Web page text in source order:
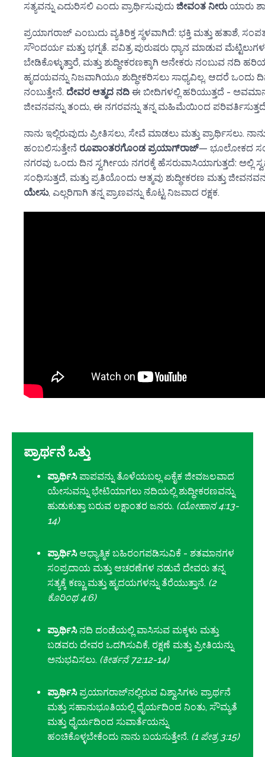
ಸತ್ಯವನ್ನು ಎದುರಿಸಲಿ ಎಂದು ಪ್ರಾರ್ಥಿಸುವುದು ಜೀವಂತ ನೀರುಯಾರು
ಪ್ರಯಾಗರಾಜ್ ಎಂಬುದು ವ್ಯತಿರಿಕ್ತ ಸ್ಥಳವಾಗಿದೆ: ಭಕ್ತಿ ಮತ್ತು ಹತಾಶೆ,
ಸೌಂದರ್ಯ ಮತ್ತು ಭಗ್ನತೆ. ಪವಿತ್ರ ಪುರುಷರು ಧ್ಯಾನ ಮಾಡುವ
ಬೇಡಿಕೊಳ್ಳುತ್ತಾರೆ, ಮತ್ತು ಶುದ್ಧೀಕರಣಕ್ಕಾಗಿ ಅನೇಕರು ನಂಬುವ ನದಿ
ಹೃದಯವನ್ನು ನಿಜವಾಗಿಯೂ ಶುದ್ಧೀಕರಿಸಲು ಸಾಧ್ಯವಿಲ್ಲ. ಆದರೆ ಒಂದು
ನಂಬುತ್ತೇನೆ. ದೇವರ ಆತ್ಮದ ನದಿ ಈ ಬೀದಿಗಳಲ್ಲಿ ಹರಿಯುತ್ತದೆ -
ಜೀವನವನ್ನು ತಂದು, ಈ ನಗರವನ್ನು ತನ್ನ ಮಹಿಮೆಯಿಂದ
ನಾನು ಇಲ್ಲಿರುವುದು ಪ್ರೀತಿಸಲು, ಸೇವೆ ಮಾಡಲು ಮತ್ತು ಪ್ರಾರ್ಥಿಸಲು.
ಹಂಬಲಿಸುತ್ತೇನೆ ರೂಪಾಂತರಗೊಂಡ ಪ್ರಯಾಗ್‌ರಾಜ್— ಭೂಲೋಕದ
ನಗರವು ಒಂದು ದಿನ ಸ್ವರ್ಗೀಯ ನಗರಕ್ಕೆ ಹೆಸರುವಾಸಿಯಾಗುತ್ತದೆ: ಅಲ್ಲಿ
ಸಂಧಿಸುತ್ತದೆ, ಮತ್ತು ಪ್ರತಿಯೊಂದು ಆತ್ಮವು ಶುದ್ಧೀಕರಣ ಮತ್ತು
ಯೇಸು, ಎಲ್ಲರಿಗಾಗಿ ತನ್ನ ಪ್ರಾಣವನ್ನು ಕೊಟ್ಟ ನಿಜವಾದ ರಕ್ಷಕ.
ಪ್ರಾರ್ಥನೆ ಒತ್ತು
ಪ್ರಾರ್ಥಿಸಿಪಾಪವನ್ನು ತೊಳೆಯಬಲ್ಲ ಏಕೈಕ ಜೀವಜಲವಾದ
ಯೇಸುವನ್ನು ಭೇಟಿಯಾಗಲು ನದಿಯಲ್ಲಿ ಶುದ್ಧೀಕರಣವನ್ನು
ಹುಡುಕುತ್ತಾ ಬರುವ ಲಕ್ಷಾಂತರ ಜನರು. (ಯೋಹಾನ 4:13-
14)
ಪ್ರಾರ್ಥಿಸಿಆಧ್ಯಾತ್ಮಿಕ ಬಹಿರಂಗಪಡಿಸುವಿಕೆ - ಶತಮಾನಗಳ
ಸಂಪ್ರದಾಯ ಮತ್ತು ಆಚರಣೆಗಳ ನಡುವೆ ದೇವರು ತನ್ನ
ಸತ್ಯಕ್ಕೆ ಕಣ್ಣು ಮತ್ತು ಹೃದಯಗಳನ್ನು ತೆರೆಯುತ್ತಾನೆ. (2
ಕೊರಿಂಥ 4:6)
ಪ್ರಾರ್ಥಿಸಿನದಿ ದಂಡೆಯಲ್ಲಿ ವಾಸಿಸುವ ಮಕ್ಕಳು ಮತ್ತು
ಬಡವರು ದೇವರ ಒದಗಿಸುವಿಕೆ, ರಕ್ಷಣೆ ಮತ್ತು ಪ್ರೀತಿಯನ್ನು
ಅನುಭವಿಸಲು. (ಕೀರ್ತನೆ 72:12-14)
ಪ್ರಾರ್ಥಿಸಿಪ್ರಯಾಗರಾಜ್‌ನಲ್ಲಿರುವ ವಿಶ್ವಾಸಿಗಳು ಪ್ರಾರ್ಥನೆ
ಮತ್ತು ಸಹಾನುಭೂತಿಯಲ್ಲಿ ಧೈರ್ಯದಿಂದ ನಿಂತು, ಸೌಮ್ಯತೆ
ಮತ್ತು ಧೈರ್ಯದಿಂದ ಸುವಾರ್ತೆಯನ್ನು
ಹಂಚಿಕೊಳ್ಳಬೇಕೆಂದು ನಾನು ಬಯಸುತ್ತೇನೆ. (1 ಪೇತ್ರ 3:15)